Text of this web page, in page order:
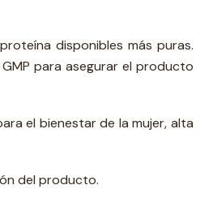
disponibles más puras.
para asegurar el producto
el bienestar de la mujer, alta
del producto.